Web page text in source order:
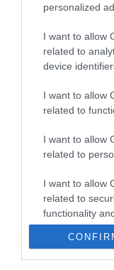
personalized
I want to allow
related to
device
I want to allow
related to
I want to allow
related to
I want to allow
related to
functionality
user protection.
ΡΟΗ
Το
από την ΕΕ έργο
Gaming Police”
ενισχύει την
των παιδιών στο
διαδίκτυο
31.07.2026
για τα πρόστιμα
παραβάσεις που
Σ. Καλαφάτης: «Η
Τεχνητή
δεν είναι απλώς
νέα τεχνολογία,
μια νέα